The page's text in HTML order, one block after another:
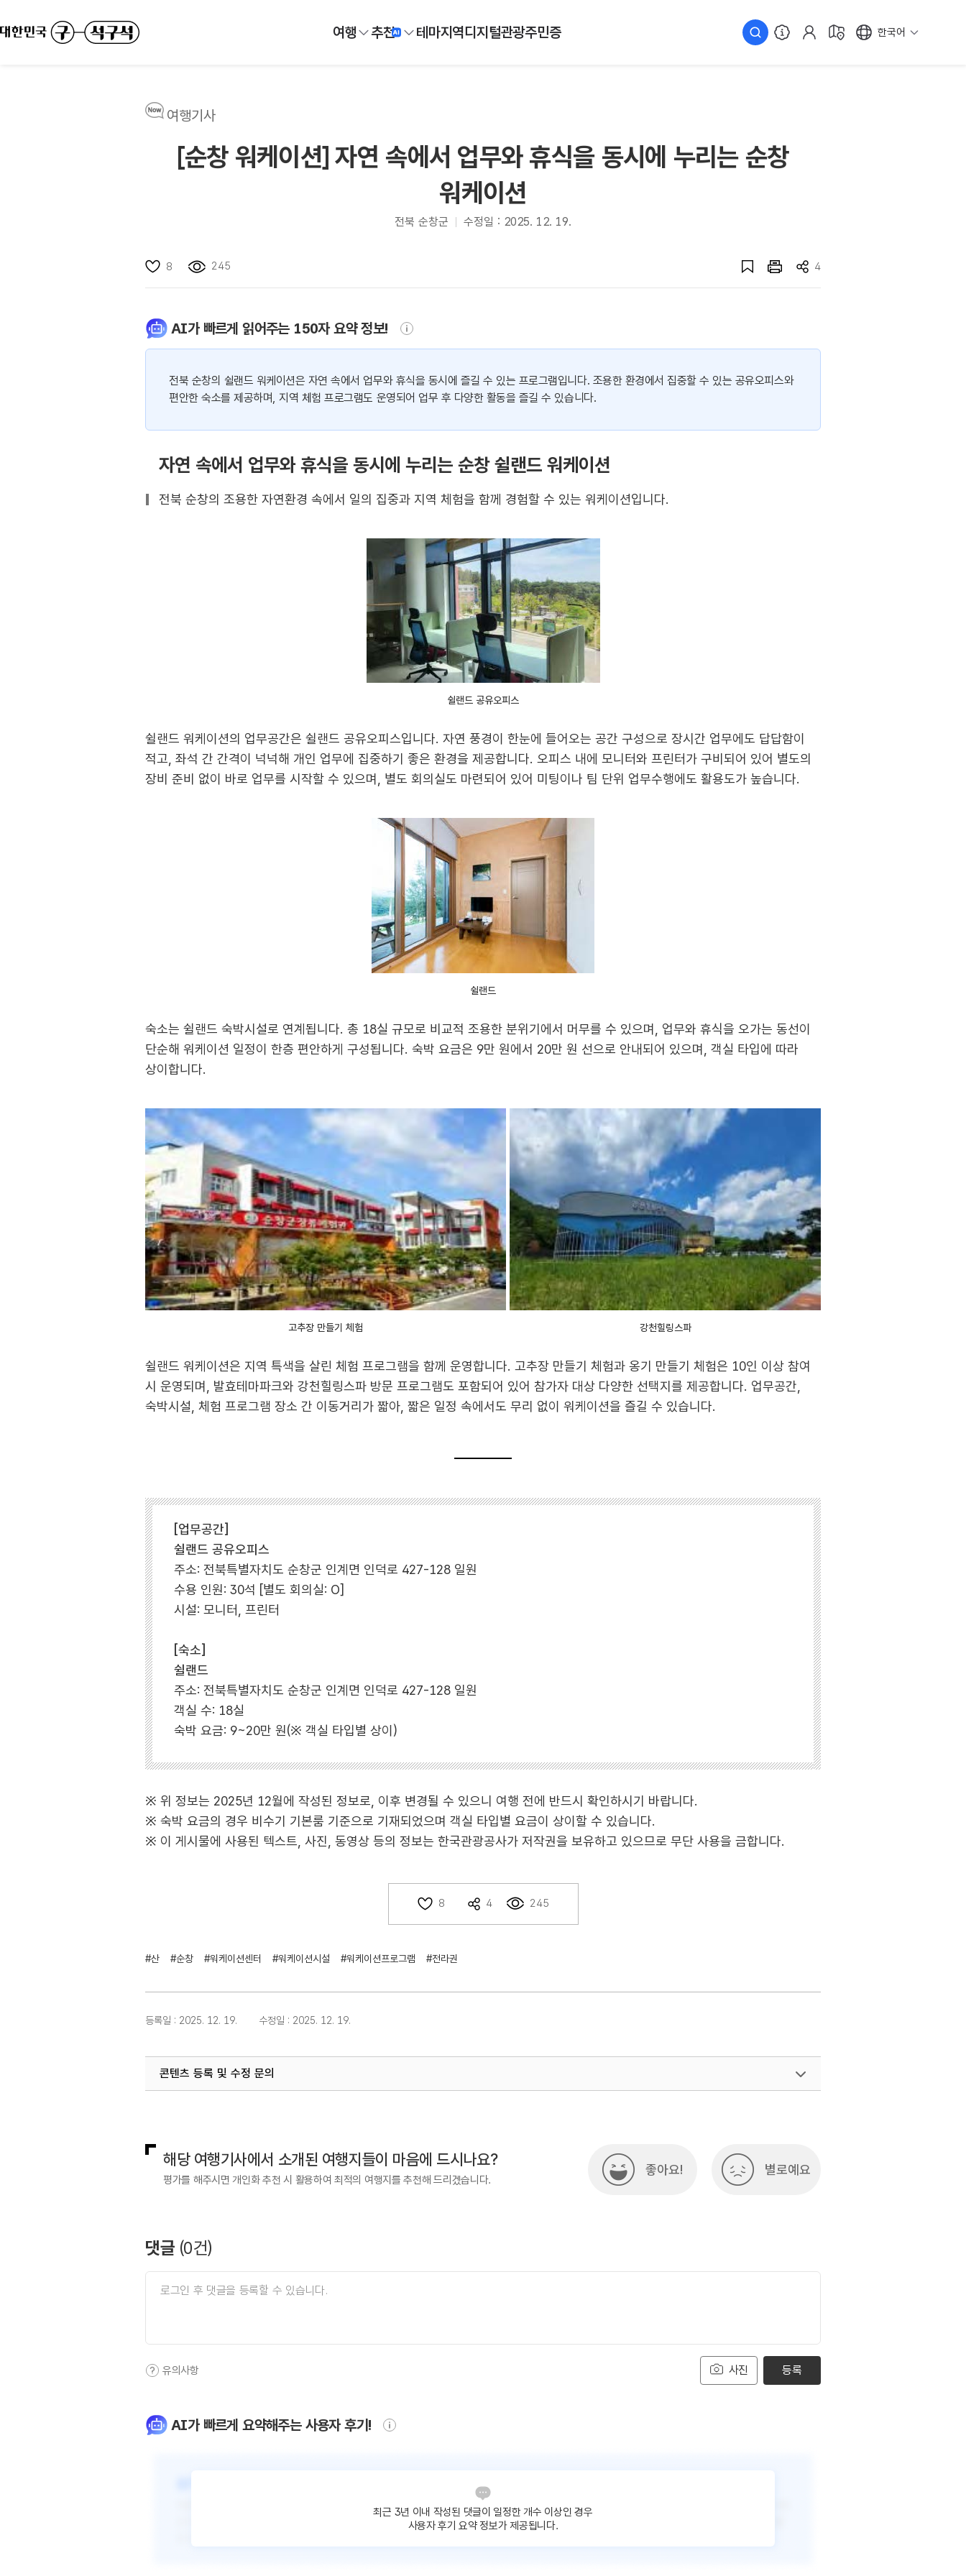
여행 추천 테마지역디지털관광주민증 한국어
여행기사
[순창 워케이션] 자연 속에서 업무와 휴식을 동시에 누리는 순창
워케이션
전북 순창군 수정일 : 2025. 12. 19.
8 245 4
AI가 빠르게 읽어주는 150자 요약 정보!
전북 순창의 쉴랜드 워케이션은 자연 속에서 업무와 휴식을 동시에 즐길 수 있는 프로그램입니다. 조용한 환경에서 집중할 수 있는 공유오피스와
편안한 숙소를 제공하며, 지역 체험 프로그램도 운영되어 업무 후 다양한 활동을 즐길 수 있습니다.
자연 속에서 업무와 휴식을 동시에 누리는 순창 쉴랜드 워케이션
전북 순창의 조용한 자연환경 속에서 일의 집중과 지역 체험을 함께 경험할 수 있는 워케이션입니다.
쉴랜드 공유오피스
쉴랜드 워케이션의 업무공간은 쉴랜드 공유오피스입니다. 자연 풍경이 한눈에 들어오는 공간 구성으로 장시간 업무에도 답답함이
적고, 좌석 간 간격이 넉넉해 개인 업무에 집중하기 좋은 환경을 제공합니다. 오피스 내에 모니터와 프린터가 구비되어 있어 별도의
장비 준비 없이 바로 업무를 시작할 수 있으며, 별도 회의실도 마련되어 있어 미팅이나 팀 단위 업무수행에도 활용도가 높습니다.
쉴랜드
숙소는 쉴랜드 숙박시설로 연계됩니다. 총 18실 규모로 비교적 조용한 분위기에서 머무를 수 있으며, 업무와 휴식을 오가는 동선이
단순해 워케이션 일정이 한층 편안하게 구성됩니다. 숙박 요금은 9만 원에서 20만 원 선으로 안내되어 있으며, 객실 타입에 따라
상이합니다.
고추장 만들기 체험 강천힐링스파
쉴랜드 워케이션은 지역 특색을 살린 체험 프로그램을 함께 운영합니다. 고추장 만들기 체험과 옹기 만들기 체험은 10인 이상 참여
시 운영되며, 발효테마파크와 강천힐링스파 방문 프로그램도 포함되어 있어 참가자 대상 다양한 선택지를 제공합니다. 업무공간,
숙박시설, 체험 프로그램 장소 간 이동거리가 짧아, 짧은 일정 속에서도 무리 없이 워케이션을 즐길 수 있습니다.
[업무공간]
쉴랜드 공유오피스
주소: 전북특별자치도 순창군 인계면 인덕로 427-128 일원
수용 인원: 30석 [별도 회의실: O]
시설: 모니터, 프린터
[숙소]
쉴랜드
주소: 전북특별자치도 순창군 인계면 인덕로 427-128 일원
객실 수: 18실
숙박 요금: 9~20만 원(※ 객실 타입별 상이)
※ 위 정보는 2025년 12월에 작성된 정보로, 이후 변경될 수 있으니 여행 전에 반드시 확인하시기 바랍니다.
※ 숙박 요금의 경우 비수기 기본룸 기준으로 기재되었으며 객실 타입별 요금이 상이할 수 있습니다.
※ 이 게시물에 사용된 텍스트, 사진, 동영상 등의 정보는 한국관광공사가 저작권을 보유하고 있으므로 무단 사용을 금합니다.
8 4 245
#산 #순창 #워케이션센터 #워케이션시설 #워케이션프로그램 #전라권
등록일 : 2025. 12. 19. 수정일 : 2025. 12. 19.
콘텐츠 등록 및 수정 문의
해당 여행기사에서 소개된 여행지들이 마음에 드시나요?
평가를 해주시면 개인화 추천 시 활용하여 최적의 여행지를 추천해 드리겠습니다.
좋아요! 별로예요
댓글 (0건)
사진
유의사항 등록
AI가 빠르게 요약해주는 사용자 후기!
최근 3년 이내 작성된 댓글이 일정한 개수 이상인 경우
사용자 후기 요약 정보가 제공됩니다.